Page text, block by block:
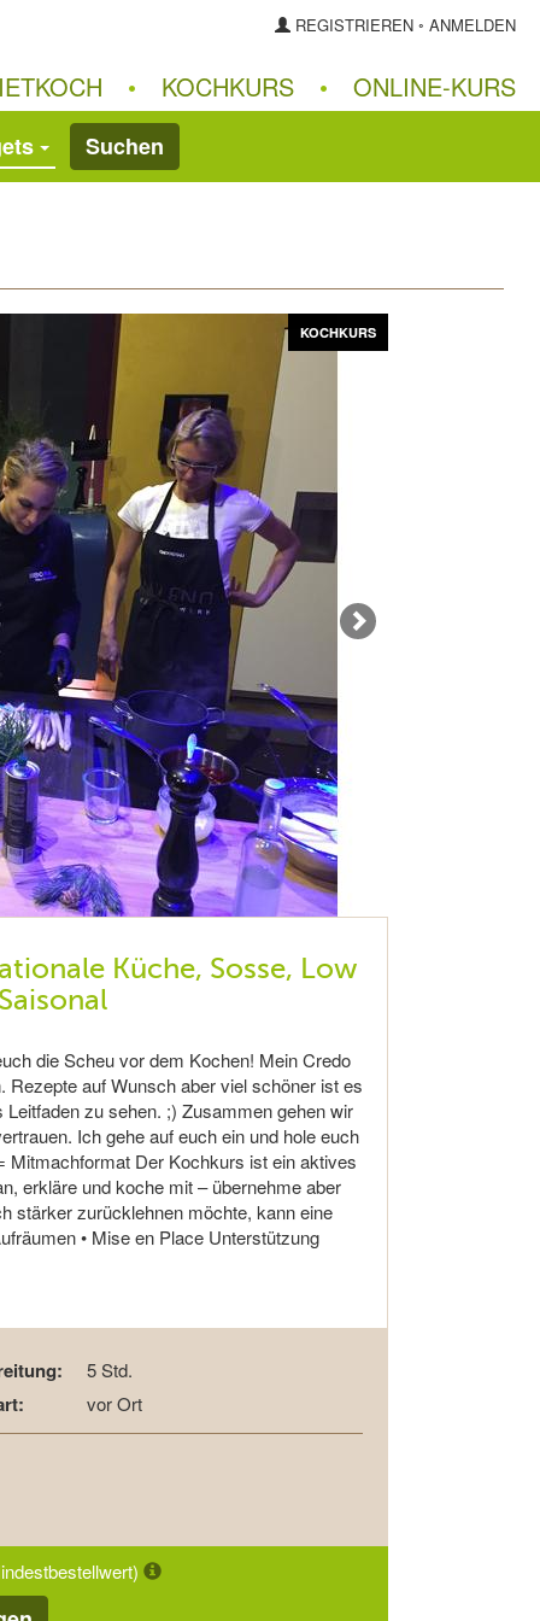
REGISTRIEREN ◦ ANMELDEN
• KOCHKURS • ONLINE‑KURS
Suchen
KOCHKURS
KOCHKURS
KOCHKURS
KOCHKURS
KOCHKURS
KOCHKURS
KOCHKURS
Vor
Küche, Sosse, Low
die Scheu vor dem Kochen! Mein Credo
Rezepte auf Wunsch aber viel schöner ist es
zu sehen. ;) Zusammen gehen wir
Ich gehe auf euch ein und hole euch
Der Kochkurs ist ein aktives
erkläre und koche mit – übernehme aber
zurücklehnen möchte, kann eine
• Mise en Place Unterstützung
5 Std.
vor Ort